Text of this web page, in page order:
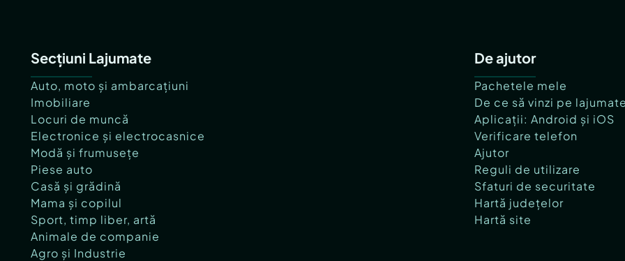
Secțiuni Lajumate
Auto, moto și ambarcațiuni
Imobiliare
Locuri de muncă
Electronice și electrocasnice
Modă și frumusețe
Piese auto
Casă și grădină
Mama și copilul
Sport, timp liber, artă
Animale de companie
Agro și Industrie
De ajutor
Pachetele mele
De ce să vinzi pe
Aplicații: Android și iOS
Verificare telefon
Ajutor
Reguli de utilizare
Sfaturi de securitate
Hartă județelor
Hartă site